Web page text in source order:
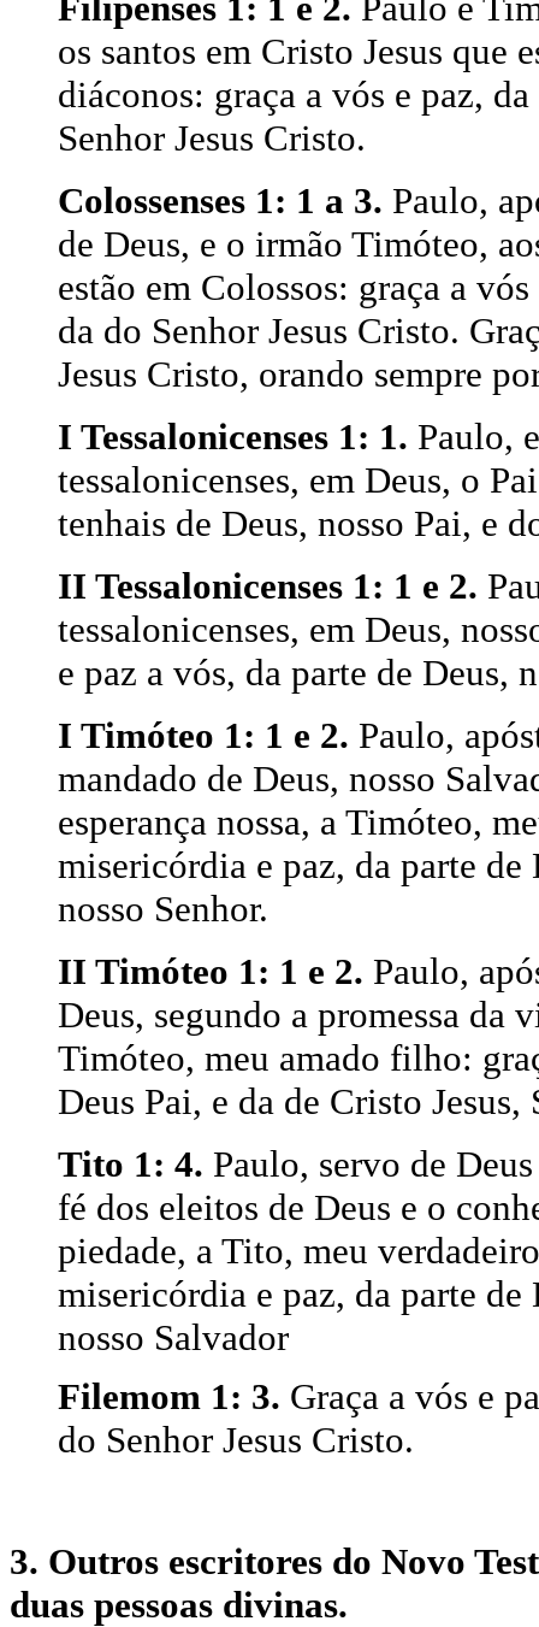
os santos em Cristo Jesus que
diáconos: graça a vós e paz,
Senhor Jesus Cristo.
Colossenses 1: 1 a 3. Paulo,
de Deus, e o irmão Timóteo,
estão em Colossos: graça a
da do Senhor Jesus Cristo.
Jesus Cristo, orando sempre
I Tessalonicenses 1: 1. Paulo,
tessalonicenses, em Deus, o
tenhais de Deus, nosso Pai, e
II Tessalonicenses 1: 1 e 2.
tessalonicenses, em Deus,
e paz a vós, da parte de Deus,
I Timóteo 1: 1 e 2. Paulo,
mandado de Deus, nosso
esperança nossa, a Timóteo,
misericórdia e paz, da parte de
nosso Senhor.
II Timóteo 1: 1 e 2. Paulo,
Deus, segundo a promessa da
Timóteo, meu amado filho:
Deus Pai, e da de Cristo Jesus,
Tito 1: 4. Paulo, servo de
fé dos eleitos de Deus e o
piedade, a Tito, meu
misericórdia e paz, da parte de
nosso Salvador
Filemom 1: 3. Graça a vós e
do Senhor Jesus Cristo.
3. Outros escritores do Novo
duas pessoas divinas.